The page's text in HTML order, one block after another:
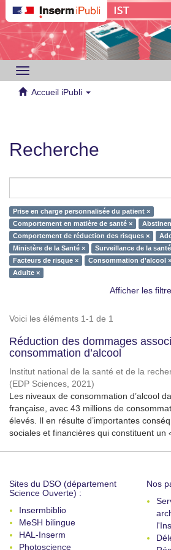
Toggle
navigation
Accueil iPubli
Recherche
Prise en charge personnalisée du patient ×
Comportement en matière de santé ×
Comportement de réduction des risques ×
Ministère de la Santé ×
Surveillance de la
Facteurs de risque ×
Consommation d'alcool ×
Adulte ×
Afficher les
Voici les éléments 1-1 de 1
Réduction des dommages
consommation d’alcool
Institut national de la santé et de la
(EDP Sciences, 2021)
Les niveaux de consommation d’alcool
française, avec 43 millions de
élevés. Il en résulte d’importantes
sociales et financières qui constituent un «
Sites du DSO (département
Science Ouverte) :
Insermbiblio
MeSH bilingue
HAL-Inserm
Photoscience
Nos